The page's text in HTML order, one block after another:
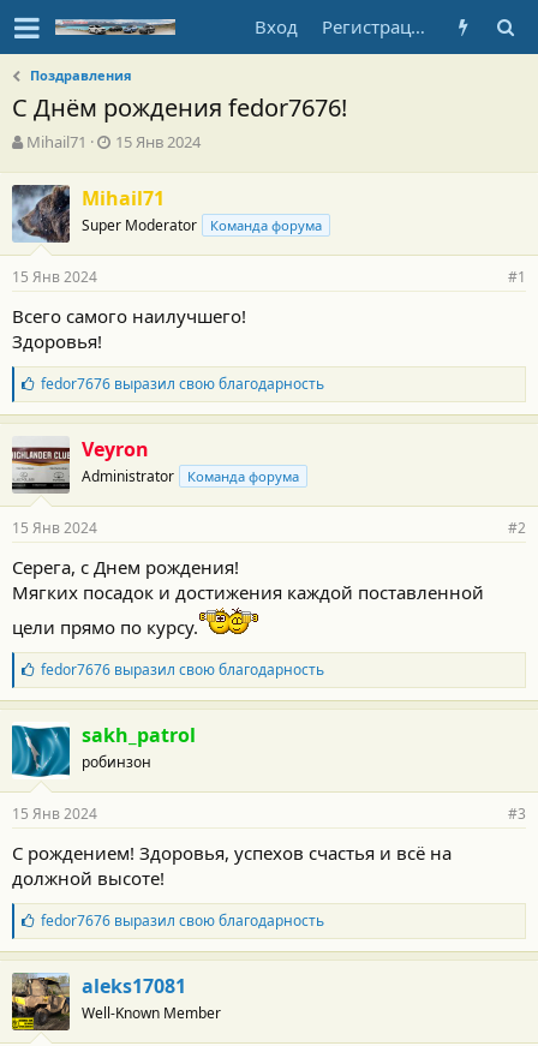
Вход Регистрация
Поздравления
С Днём рождения fedor7676!
А
т
о
р
т
е
м
ы
Mihail71
Д
а
н
а
л
15 Янв 2024
Mihail71
Super Moderator Команда форума
15 Янв 2024 #1
Всего самого наилучшего!
Здоровья!
Б
л
а
о
д
а
н
с
т
:
fedor7676выразил свою благодарность
Veyron
Administrator Команда форума
15 Янв 2024 #2
Серега, с Днем рождения!
Мягких посадок и достижения каждой поставленной
цели прямо по курсу.
Б
л
а
г
о
д
а
н
с
т
и
:
fedor7676выразил свою благодарность
sakh_patrol
робинзон
15 Янв 2024 #3
С рождением! Здоровья, успехов счастья и всё на
должной высоте!
Б
л
а
г
о
д
а
fedor7676выразил свою благодарность
aleks17081
Well-Known Member